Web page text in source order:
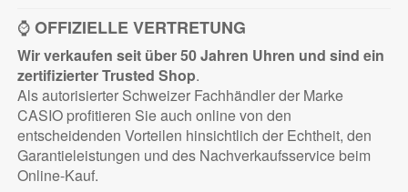
⌚OFFIZIELLE VERTRETUNG
Wir verkaufen seit über 50 Jahren Uhren und sind ein
zertifizierterTrusted Shop.
Als autorisierter Schweizer Fachhändler der Marke
CASIO profitieren Sie auch online von den
entscheidenden Vorteilen hinsichtlich der Echtheit, den
Garantieleistungen und des Nachverkaufsservice beim
Online-Kauf.